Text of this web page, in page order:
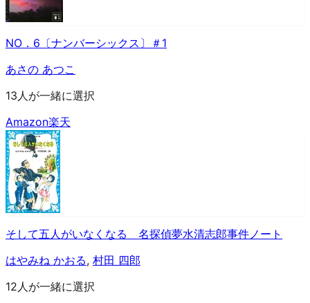
NO．6〔ナンバーシックス〕＃1
あさの あつこ
13人が一緒に選択
Amazon楽天
そして五人がいなくなる 名探偵夢水清志郎事件ノート
はやみね かおる, 村田 四郎
12人が一緒に選択